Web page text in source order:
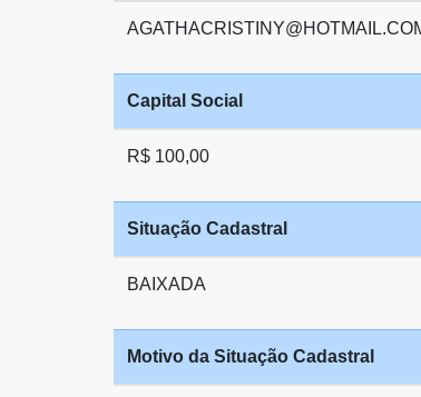
Capital Social
R$ 100,00
Situação Cadastral
BAIXADA
Motivo da Situação Cadastral